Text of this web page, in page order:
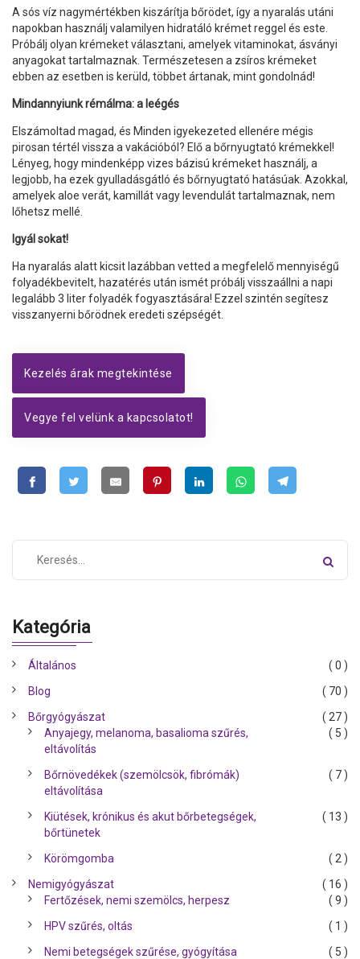
A sós víz nagymértékben kiszárítja bőrödet, így a nyaralás utáni
napokban használj valamilyen hidratáló krémet reggel és este.
Próbálj olyan krémeket választani, amelyek vitaminokat, ásványi
anyagokat tartalmaznak. Természetesen a zsíros krémeket
ebben az esetben is kerüld, többet ártanak, mint gondolnád!
Mindannyiunk rémálma: a leégés
Elszámoltad magad, és Minden igyekezeted ellenére mégis
pirosan tértél vissza a vakációból? Elő a bőrnyugtató krémekkel!
Lényeg, hogy mindenképp vizes bázisú krémeket használj, a
legjobb, ha ezek gyulladásgátló és bőrnyugtató hatásúak. Azokkal,
amelyek aloe verát, kamillát vagy levendulát tartalmaznak, nem
lőhetsz mellé.
Igyál sokat!
Ha nyaralás alatt kicsit lazábban vetted a megfelelő mennyiségű
folyadékbevitelt, hazatérés után ismét próbálj visszaállni a napi
legalább 3 liter folyadék fogyasztására! Ezzel szintén segítesz
visszanyerni bőrödnek eredeti szépségét.
Kezelés árak megtekintése
Vegye fel velünk a kapcsolatot!
Kategória
Általános
( 0 )
Blog
( 70 )
Bőrgyógyászat
( 27 )
Anyajegy, melanoma, basalioma szűrés,
eltávolítás
( 5 )
Bőrnövedékek (szemölcsök, fibrómák)
eltávolítása
( 7 )
Kiütések, krónikus és akut bőrbetegségek,
bőrtünetek
( 13 )
Körömgomba
( 2 )
Nemigyógyászat
( 16 )
Fertőzések, nemi szemölcs, herpesz
( 9 )
HPV szűrés, oltás
( 1 )
Nemi betegségek szűrése, gyógyítása
( 5 )